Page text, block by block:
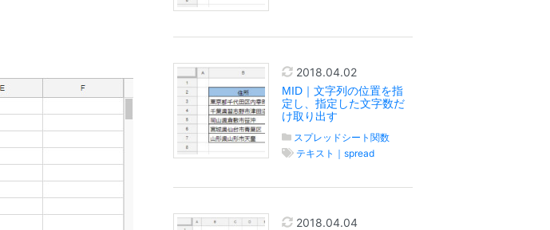
2018.04.02
MID｜文字列の位置を指
定し、指定した文字数だ
け取り出す
スプレッドシート関数
テキスト｜spread
2018.04.04